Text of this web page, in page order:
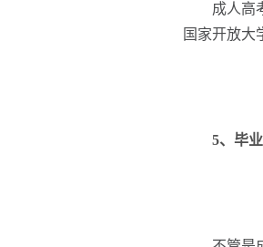
成人高考
国家开放大
5、毕业